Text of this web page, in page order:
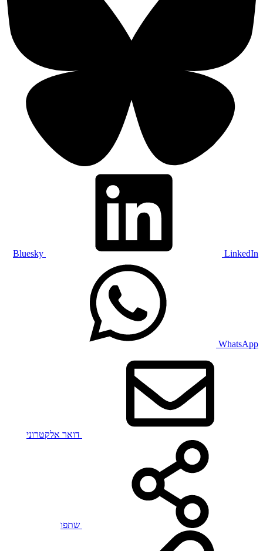
Bluesky LinkedIn
WhatsApp
דואר אלקטרוני
שתפו